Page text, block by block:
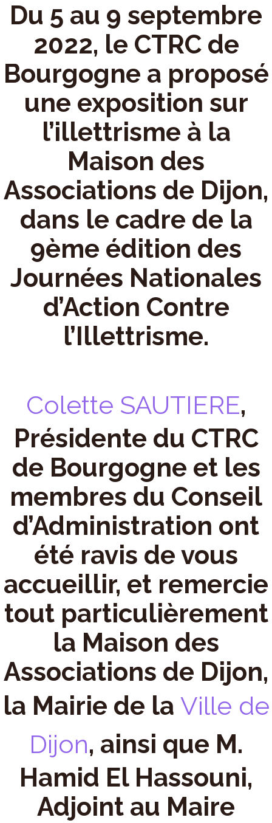
Du 5 au 9 septembre
2022, le CTRC de
Bourgogne a proposé
une exposition sur
l’illettrisme à la
Maison des
Associations de Dijon,
dans le cadre de la
9ème édition des
Journées Nationales
d’Action Contre
l’Illettrisme.
Colette SAUTIERE,
Présidente du CTRC
de Bourgogne et les
membres du Conseil
d’Administration ont
été ravis de vous
accueillir, et remercie
tout particulièrement
la Maison des
Associations de Dijon,
la Mairie de la Ville de
Dijon, ainsi que M.
Hamid El Hassouni,
Adjoint au Maire